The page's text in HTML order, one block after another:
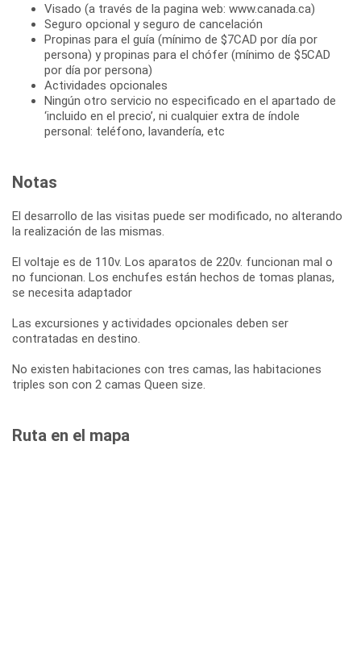
Visado (a través de la pagina web: www.canada.ca)
Seguro opcional y seguro de cancelación
Propinas para el guía (mínimo de $7CAD por día por
persona) y propinas para el chófer (mínimo de $5CAD
por día por persona)
Actividades opcionales
Ningún otro servicio no especificado en el apartado de
‘incluido en el precio’, ni cualquier extra de índole
personal: teléfono, lavandería, etc
Notas
El desarrollo de las visitas puede ser modificado, no alterando
la realización de las mismas.
El voltaje es de 110v. Los aparatos de 220v. funcionan mal o
no funcionan. Los enchufes están hechos de tomas planas,
se necesita adaptador
Las excursiones y actividades opcionales deben ser
contratadas en destino.
No existen habitaciones con tres camas, las habitaciones
triples son con 2 camas Queen size.
Ruta en el mapa